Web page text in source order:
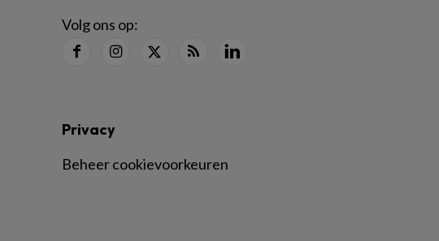
Volg ons op:
Privacy
Beheer cookievoorkeuren